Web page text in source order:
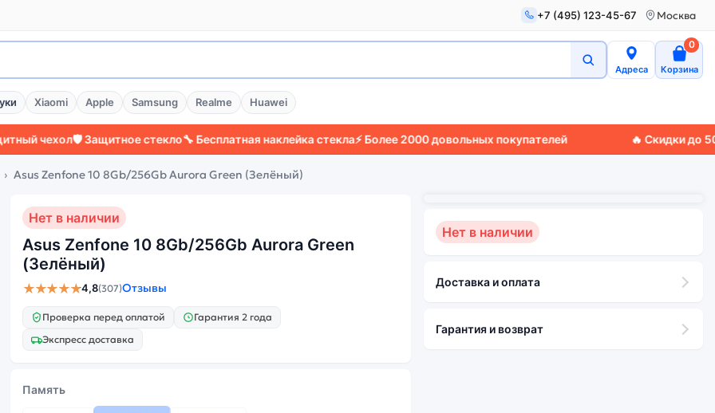
+7 (495) 123-45-67 Москва
Адреса Корзина
0
Xiaomi Apple Samsung Realme Huawei
🛡️ Защитное стекло🔧 Бесплатная наклейка стекла ⚡ Более 2000 довольных покупателей 🔥 Скидки до 50%🚚
Asus Zenfone 10 8Gb/256Gb Aurora Green (Зелёный)
Нет в наличии
Asus Zenfone 10 8Gb/256Gb Aurora Green
(Зелёный)
★★★★★4,8(307)Отзывы
Проверка перед оплатой
Гарантия 2 года
Экспресс доставка
Память
Нет в наличии
Доставка и оплата
Гарантия и возврат